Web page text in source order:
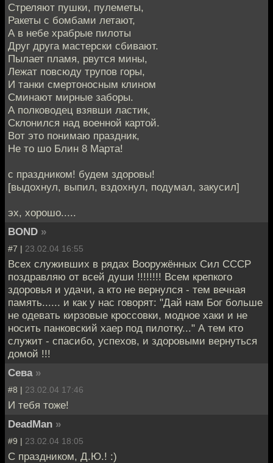
Стреляют пушки, пулеметы,
Ракеты с бомбами летают,
А в небе храбрые пилоты
Друг друга мастерски сбивают.
Пылает пламя, рвутся мины,
Лежат повсюду трупов горы,
И танки смертоносным клином
Сминают мирные заборы.
А полководец взявши ластик,
Склонился над военной картой.
Вот это понимаю праздник,
Не то шо Блин 8 Марта!
с праздником! будем здоровы!
[выдохнул, выпил, вздохнул, подумал, закусил]
эх, хорошо.....
BOND »
#7 | 23.02.04 16:55
Всех служивших в рядах Вооружённых Сил СССР
поздравляю от всей души !!!!!!!! Всем крепкого
здоровья и удачи, а кто не вернулся - тем вечная
память...... и как у нас говорят: "Дай нам Бог больше
не одевать кирзовые кроссовки, модное хаки и не
носить панковский хаер под пилотку..." А тем кто
служит - спасибо, успехов, и здоровыми вернуться
домой !!!
Сева »
#8 | 23.02.04 17:46
И тебя тоже!
DeadMan »
#9 | 23.02.04 18:05
C праздником, Д.Ю.! :)